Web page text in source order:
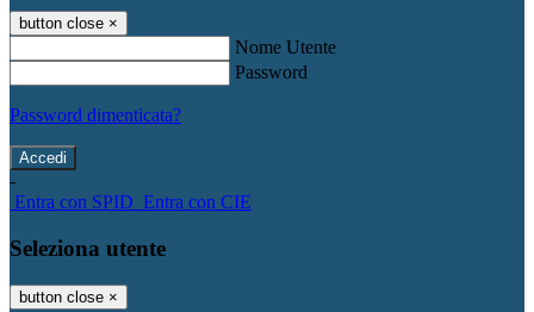
button close ×
Nome Utente
Password
Password dimenticata?
-
Entra con SPID Entra con CIE
Seleziona utente
button close ×